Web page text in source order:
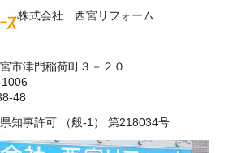
株式会社 西宮リフォーム
市津門稲荷町３－２０
48
知事許可 （般-1） 第218034号